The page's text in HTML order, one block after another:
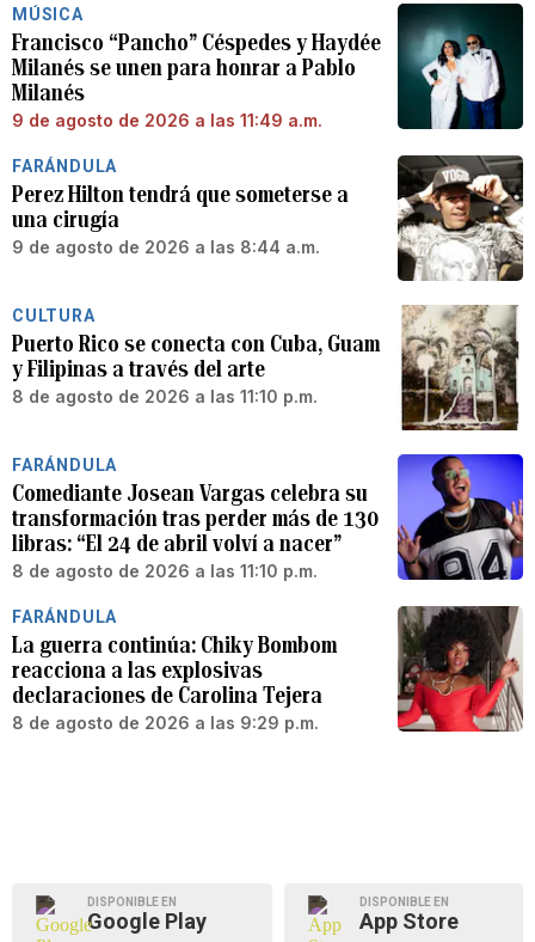
MÚSICA
Francisco “Pancho” Céspedes y Haydée
Milanés se unen para honrar a Pablo
Milanés
9 de agosto de 2026 a las 11:49 a.m.
FARÁNDULA
Perez Hilton tendrá que someterse a
una cirugía
9 de agosto de 2026 a las 8:44 a.m.
CULTURA
Puerto Rico se conecta con Cuba, Guam
y Filipinas a través del arte
8 de agosto de 2026 a las 11:10 p.m.
FARÁNDULA
Comediante Josean Vargas celebra su
transformación tras perder más de 130
libras: “El 24 de abril volví a nacer”
8 de agosto de 2026 a las 11:10 p.m.
FARÁNDULA
La guerra continúa: Chiky Bombom
reacciona a las explosivas
declaraciones de Carolina Tejera
8 de agosto de 2026 a las 9:29 p.m.
DISPONIBLE EN
Google Play
DISPONIBLE EN
App Store